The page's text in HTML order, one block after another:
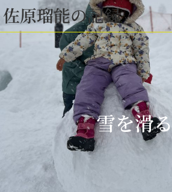
佐原瑠能の記録
雪を滑る